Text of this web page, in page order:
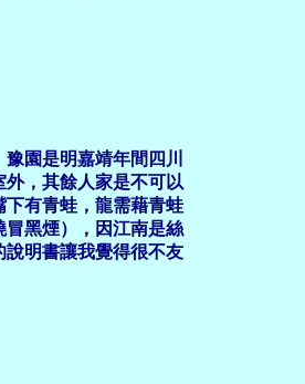
園是明嘉靖年間四川
，其餘人家是不可以
有青蛙，龍需藉青蛙
黑煙），因江南是絲
說明書讓我覺得很不友